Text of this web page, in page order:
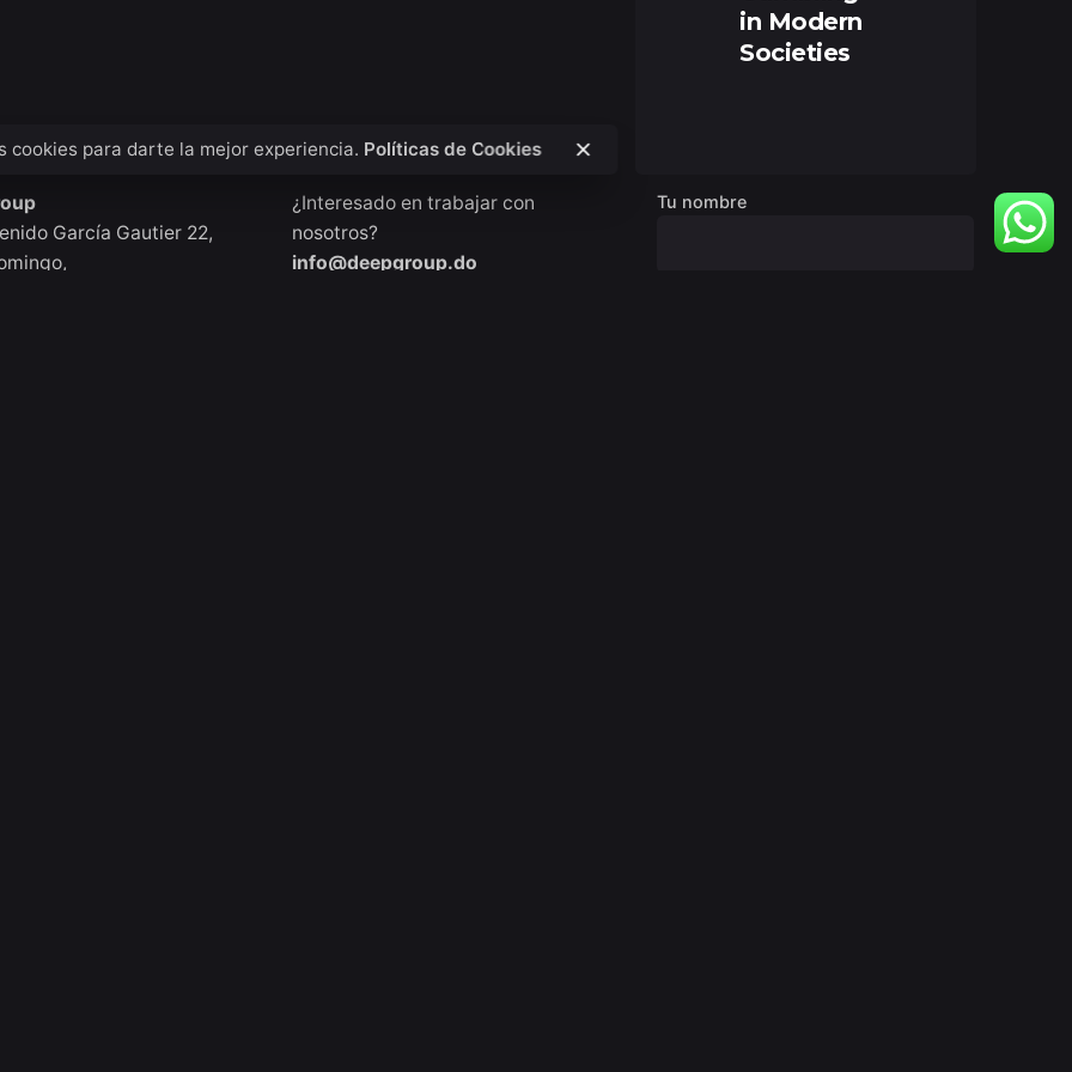
in Modern
Societies
García Gautier 22,
Consultas de trabajo
¿Interesado en trabajar con
nosotros?
info@deepgroup.do
Tu nombre
cookies para darte la mejor experiencia. Políticas de Cookies